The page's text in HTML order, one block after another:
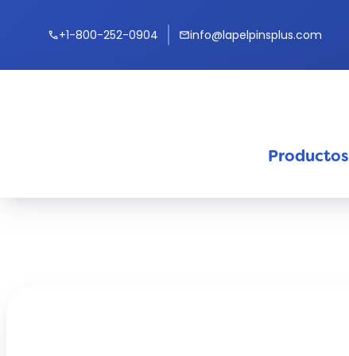
call+1-800-252-0904 mailinfo@lapelpinsplus.com
Productos